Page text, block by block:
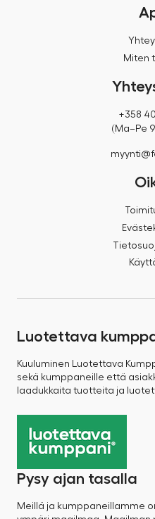
Miten
+358
(Ma–Pe
Luotettava
Kuuluminen Luotettava
sekä kumppaneille että
laadukkaita tuotteita ja
Pysy ajan tasalla
Meillä ja kumppaneillamme